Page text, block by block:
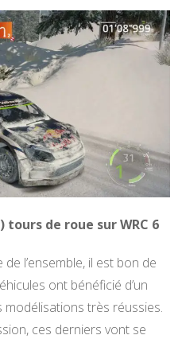
de roue sur WRC 6
l’ensemble, il est bon de
ont bénéficié d’un
très réussies.
ces derniers vont se